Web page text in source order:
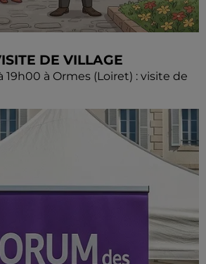
DE VILLAGE
19h00 à Ormes (Loiret) : visite de